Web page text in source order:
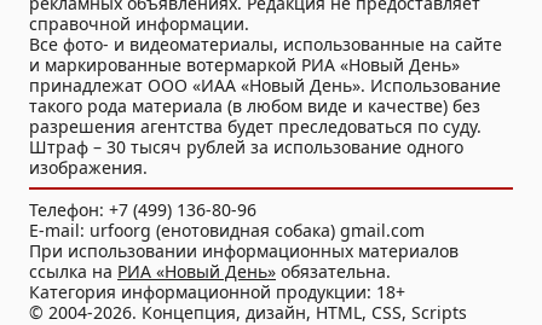
справочной информации.
Все фото- и видеоматериалы, использованные на сайте
и маркированные вотермаркой РИА «Новый День»
принадлежат ООО «ИАА «Новый День». Использование
такого рода материала (в любом виде и качестве) без
разрешения агентства будет преследоваться по суду.
Штраф – 30 тысяч рублей за использование одного
изображения.
Телефон: +7 (499) 136-80-96
E-mail: urfoorg (енотовидная собака) gmail.com
При использовании информационных материалов
ссылка на РИА «Новый День» обязательна.
Категория информационной продукции: 18+
© 2004-2026. Концепция, дизайн, HTML, CSS, Scripts